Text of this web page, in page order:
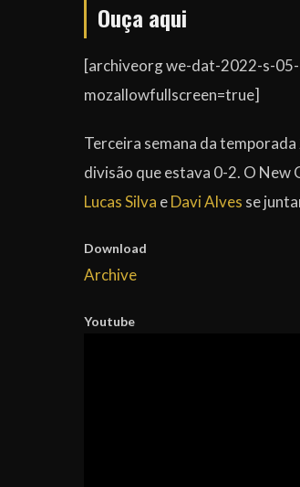
Ouça aqui
[archiveorg we-dat-2022-s-
mozallowfullscreen=true]
Terceira semana da
divisão que estava 0-2. O New
Lucas Silva eDavi Alves se
Download
Archive
Youtube